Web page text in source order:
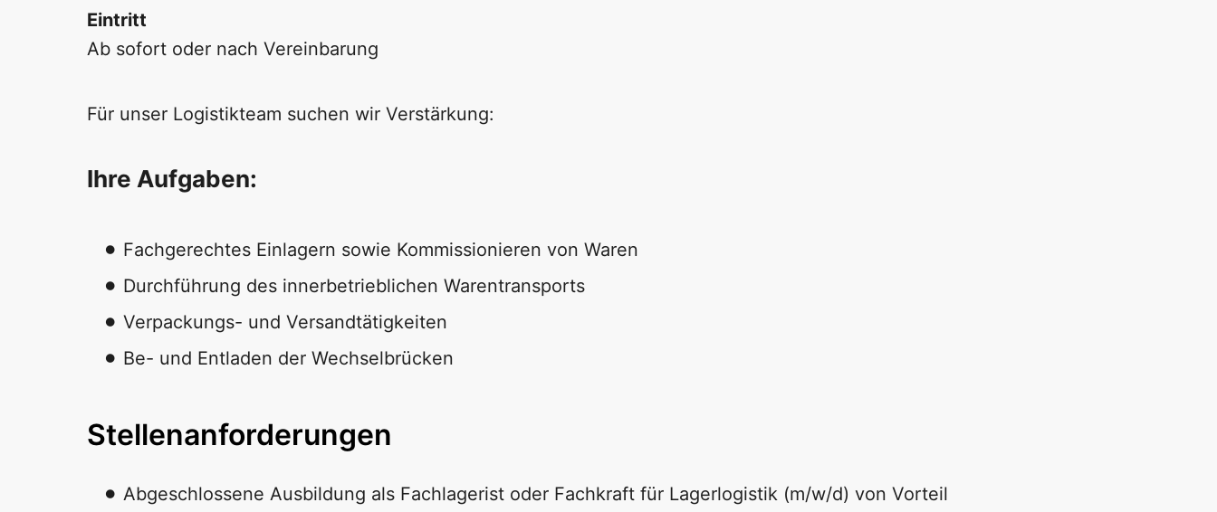
Eintritt
Ab sofort oder nach Vereinbarung
Für unser Logistikteam suchen wir Verstärkung:
Ihre Aufgaben:
Fachgerechtes Einlagern sowie Kommissionieren von Waren
Durchführung des innerbetrieblichen Warentransports
Verpackungs- und Versandtätigkeiten
Be- und Entladen der Wechselbrücken
Stellenanforderungen
Abgeschlossene Ausbildung als Fachlagerist oder Fachkraft für Lagerlogistik (m/w/d) von Vorteil